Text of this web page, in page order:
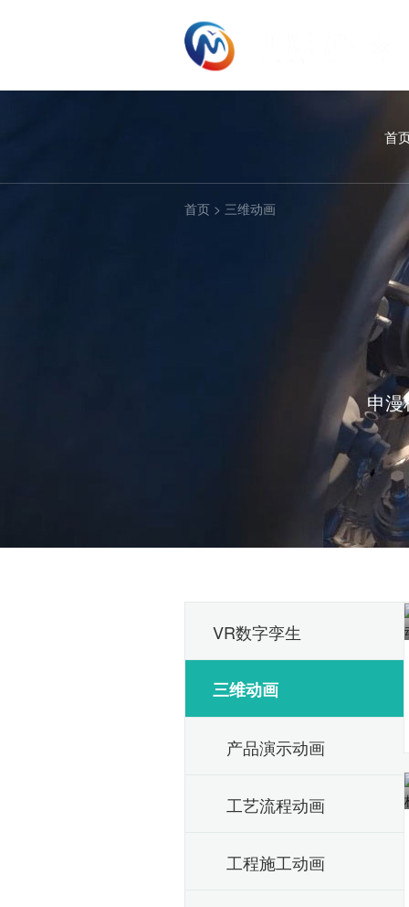
首
首页 > 三维动画
申
VR数字孪生
三维动画
产品演示动画
工艺流程动画
工程施工动画